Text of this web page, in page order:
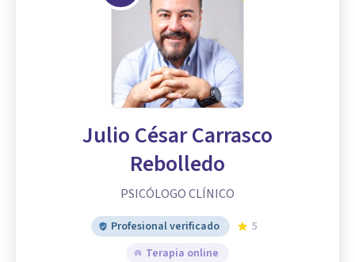
Julio César Carrasco
Rebolledo
PSICÓLOGO CLÍNICO
Profesional verificado
5
Terapia online